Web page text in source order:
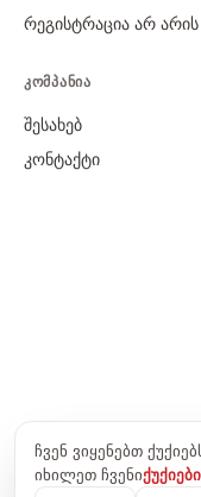
რეგისტრაცია არ არის
ᲙᲝᲛᲞᲐᲜᲘᲐ
შესახებ
კონტაქტი
2026 Time Card
ჩვენ ვიყენებთ
იხილეთ ჩვენი